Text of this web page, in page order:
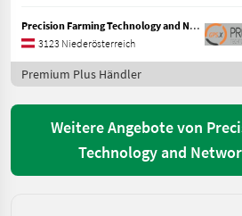
Precision Farming Technology and Networks GmbH
3123 Niederösterreich
Premium Plus Händler
Weitere Angebote von
Technology and